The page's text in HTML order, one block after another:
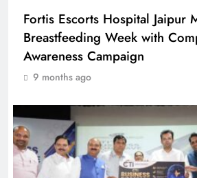
Fortis Escorts Hospital Jaipur
Breastfeeding Week with
Awareness Campaign
9 months ago